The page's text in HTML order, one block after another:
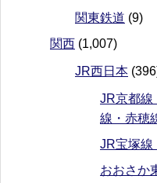
関東鉄道 (9)
関西 (1,007)
JR西日本
JR京都線
線・赤穂
JR宝塚線
おおさか